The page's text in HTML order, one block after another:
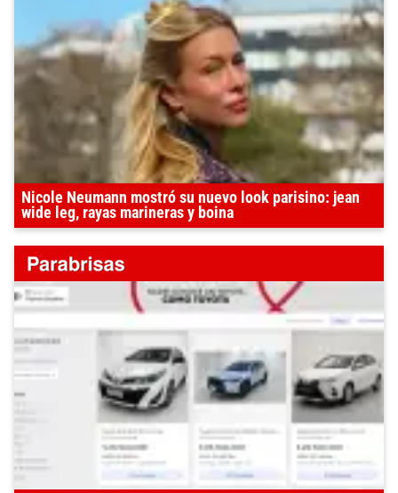
Nicole Neumann mostró su nuevo look parisino: jean
wide leg, rayas marineras y boina